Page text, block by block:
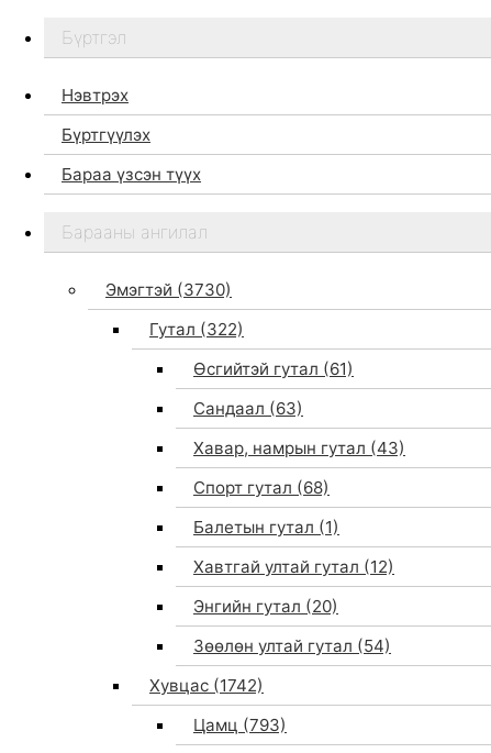
Бидний тухай
Дэлгүүр
Бүртгэл
Нэвтрэх
Бүртгүүлэх
Бараа үзсэн түүх
Барааны ангилал
Эмэгтэй (3730)
Гутал (322)
Өсгийтэй гутал (61)
Сандаал (63)
Хавар, намрын гутал (43)
Спорт гутал (68)
Балетын гутал (1)
Хавтгай ултай гутал (12)
Энгийн гутал (20)
Зөөлөн ултай гутал (54)
Хувцас (1742)
Цамц (793)